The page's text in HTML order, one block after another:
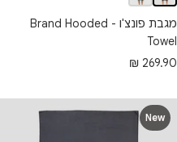
מגבת פונצ'ו - Brand Hooded
Towel
מחיר
269.90 ₪
New